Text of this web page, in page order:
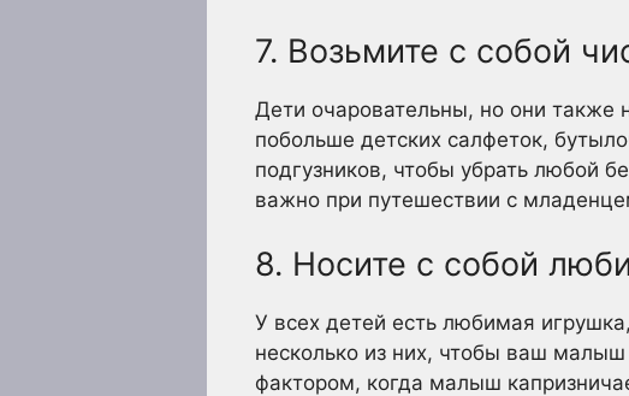
7. Возьмите с собой
Дети очаровательны, но они также
побольше детских салфеток,
подгузников, чтобы убрать любой
важно при путешествии с
8. Носите с собой
У всех детей есть любимая
несколько из них, чтобы ваш
фактором, когда малыш